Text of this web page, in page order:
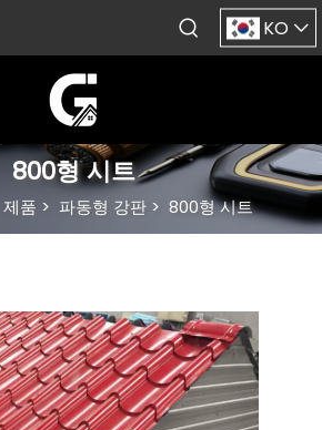
KO
800형 시트
제품 > 파동형 강판 > 800형 시트